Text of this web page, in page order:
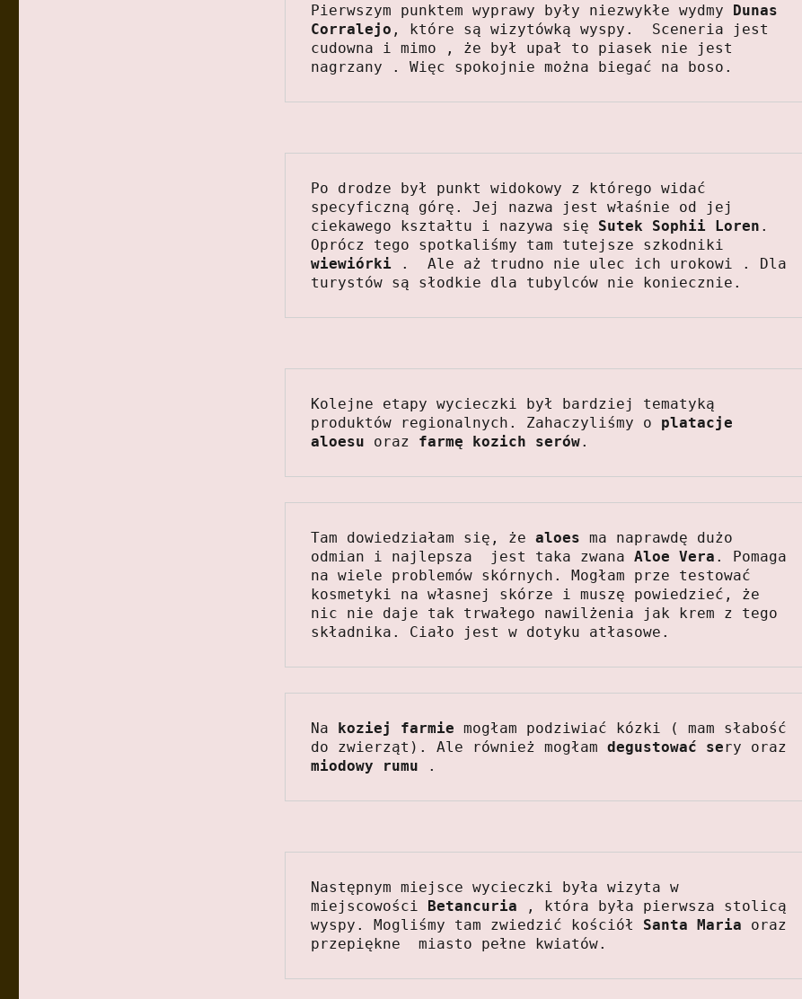
Pierwszym punktem wyprawy były niezwykłe wydmy Dunas
Corralejo , które są wizytówką wyspy.  Sceneria jest
cudowna i mimo , że był upał to piasek nie jest
nagrzany . Więc spokojnie można biegać na boso.
Po drodze był punkt widokowy z którego widać
specyficzną górę. Jej nazwa jest właśnie od jej
ciekawego kształtu i nazywa się Sutek Sophii Loren .
wiewiórki .  Ale aż trudno nie ulec ich urokowi . Dla
turystów są słodkie dla tubylców nie koniecznie.
Kolejne etapy wycieczki był bardziej tematyką
produktów regionalnych. Zahaczyliśmy o platacje
aloesu oraz farmę kozich serów.
Tam dowiedziałam się, że aloes ma naprawdę dużo
odmian i najlepsza  jest taka zwana Aloe Vera . Pomaga
na wiele problemów skórnych. Mogłam prze testować
kosmetyki na własnej skórze i muszę powiedzieć, że
nic nie daje tak trwałego nawilżenia jak krem z tego
składnika. Ciało jest w dotyku atłasowe.
Na koziej farmie mogłam podziwiać kózki ( mam słabość
do zwierząt). Ale również mogłam degustować se
miodowy rumu .
Następnym miejsce wycieczki była wizyta w
miejscowości Betancuria , która była pierwsza stolicą
wyspy. Mogliśmy tam zwiedzić kościół Santa Maria oraz
przepiękne  miasto pełne kwiatów.